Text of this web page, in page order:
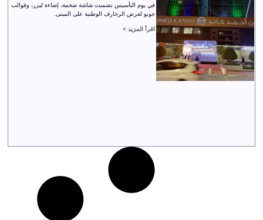
في يوم التأسيس تضمنت شاشة ضخمة، إضاءة ليزر، وقوالب
جوبو لعرض الزخارف الوطنية على المبنى.
اقرأ المزيد >